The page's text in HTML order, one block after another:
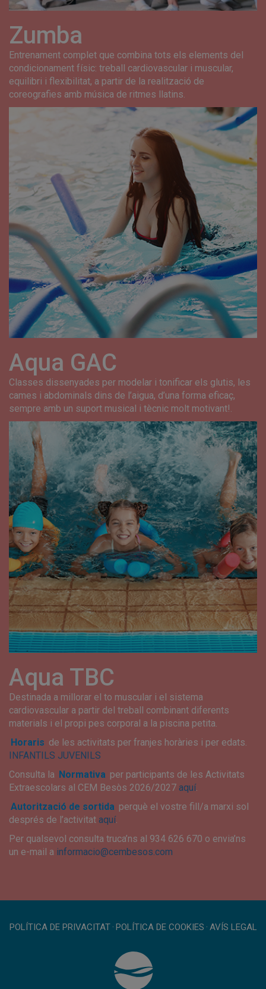
Zumba
Entrenament complet que combina tots els elements del
condicionament físic: treball cardiovascular i muscular,
equilibri i flexibilitat, a partir de la realització de
coreografies amb música de ritmes llatins.
Aqua GAC
Classes dissenyades per modelar i tonificar els glutis, les
cames i abdominals dins de l’aigua, d’una forma eficaç,
sempre amb un suport musical i tècnic molt motivant!.
Aqua TBC
Destinada a millorar el to muscular i el sistema
cardiovascular a partir del treball combinant diferents
materials i el propi pes corporal a la piscina petita.
Horaris de les activitats per franjes horàries i per edats.
INFANTILS JUVENILS
Consulta la Normativa per participants de les Activitats
Extraescolars al CEM Besòs 2026/2027 aquí.
Autorització de sortida perquè el vostre fill/a marxi sol
després de l’activitat aquí.
Per qualsevol consulta truca’ns al 934 626 670 o envia’ns
un e-mail a informacio@cembesos.com
POLÍTICA DE PRIVACITAT · POLÍTICA DE COOKIES · AVÍS LEGAL